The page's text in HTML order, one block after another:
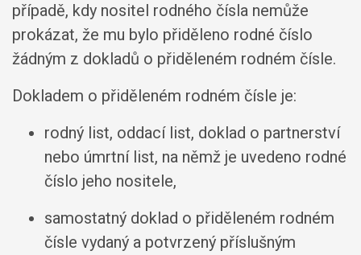
případě, kdy nositel rodného čísla nemůže
prokázat, že mu bylo přiděleno rodné číslo
žádným z dokladů o přiděleném rodném čísle.
Dokladem o přiděleném rodném čísle je:
rodný list, oddací list, doklad o partnerství
nebo úmrtní list, na němž je uvedeno rodné
číslo jeho nositele,
samostatný doklad o přiděleném rodném
čísle vydaný a potvrzený příslušným